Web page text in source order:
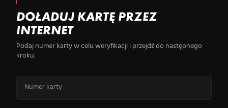
DOŁADUJ KARTĘ PRZEZ
INTERNET
Podaj numer karty w celu weryfikacji i przejdź do następnego
kroku.
Numer karty